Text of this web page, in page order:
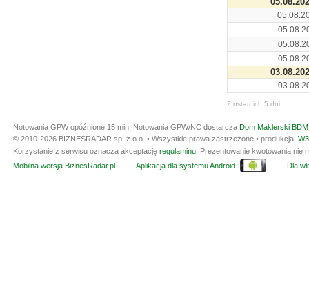
Z ostatnich 5 dni
Notowania GPW opóźnione 15 min. Notowania GPW/NC dostarcza Dom Maklerski
© 2010-2026 BIZNESRADAR sp. z o.o. • Wszystkie prawa zastrzeżone • produkcja:
Korzystanie z serwisu oznacza akceptację regulaminu . Prezentowanie kwotowania
Mobilna wersja BiznesRadar.pl
Aplikacja dla systemu Android Dla